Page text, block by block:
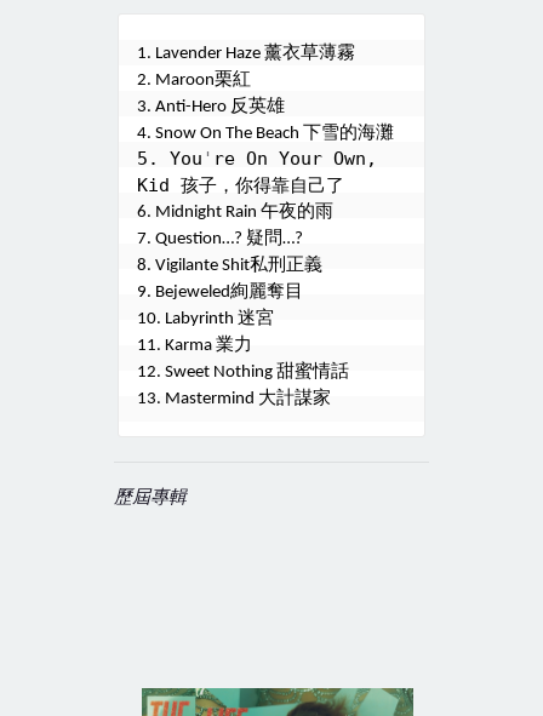
1. Lavender Haze 薰衣草薄霧
2. Maroon栗紅
3. Anti-Hero 反英雄
4. Snow On The Beach 下雪的海灘
5. You ' re On Your Own,
Kid 孩子，你得靠自己了
6. Midnight Rain 午夜的雨
7. Question…? 疑問…?
8. Vigilante Shit私刑正義
9. Bejeweled絢麗奪目
10. Labyrinth 迷宮
11. Karma 業力
12. Sweet Nothing 甜蜜情話
13. Mastermind 大計謀家
歷屆專輯